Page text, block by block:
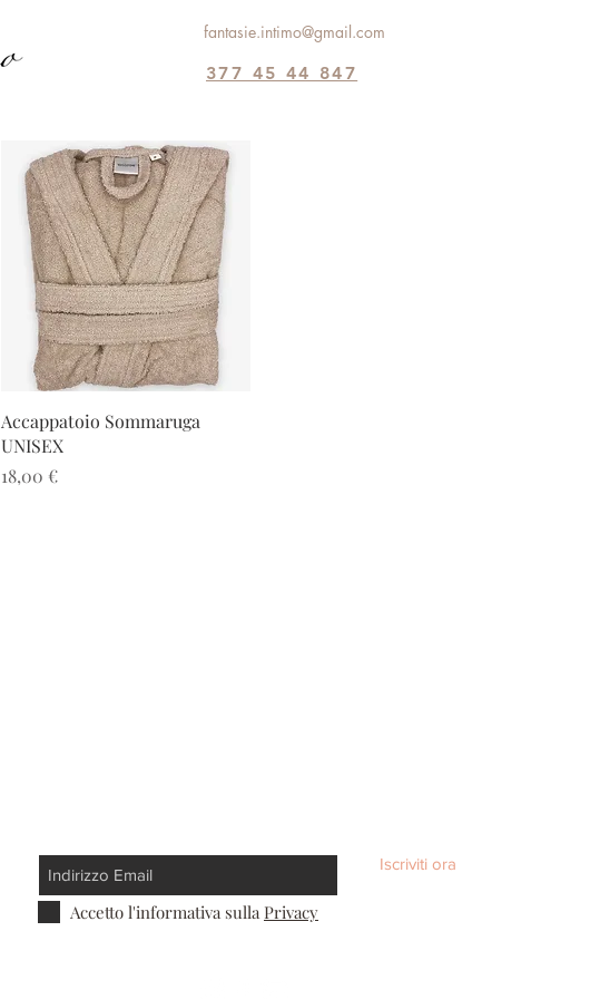
fantasie.intimo@gmail.com
377 45 44 847
Vista rapida
Accappatoio Sommaruga
UNISEX
Prezzo
18,00 €
Iscriviti ora
Accetto l'informativa sulla Privacy